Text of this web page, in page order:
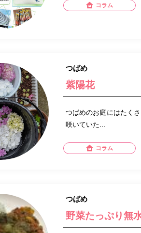
コラム
つばめ
紫陽花
つばめのお庭にはたく
咲いていた...
コラム
つばめ
野菜たっぷり無